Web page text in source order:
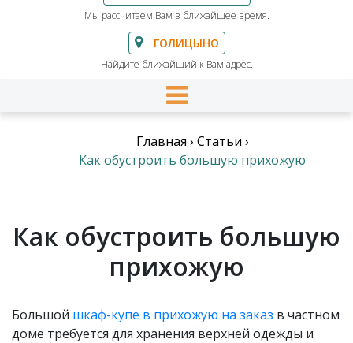
Мы рассчитаем Вам в ближайшее время.
ГОЛИЦЫНО
Найдите ближайший к Вам адрес.
Главная › Статьи ›
Как обустроить большую прихожую
Как обустроить большую
прихожую
Большой шкаф-купе в прихожую на заказ в частном
доме требуется для хранения верхней одежды и